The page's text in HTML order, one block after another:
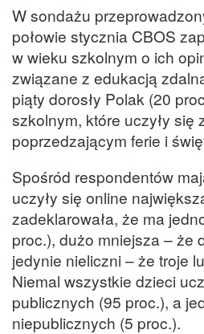
W sondażu
połowie stycznia CBOS
w wieku szkolnym o ich
związane z edukacją
piąty dorosły Polak (20
szkolnym, które uczyły się
poprzedzającym ferie i
Spośród respondentów
uczyły się online
zadeklarowała, że ma
proc.), dużo mniejsza – że
jedynie nieliczni – że troje
Niemal wszystkie dzieci
publicznych (95 proc.), a
niepublicznych (5 proc.).